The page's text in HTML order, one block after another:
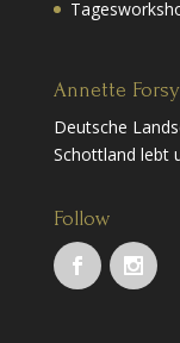
Annette
Deutsche
Schottland lebt
Follow